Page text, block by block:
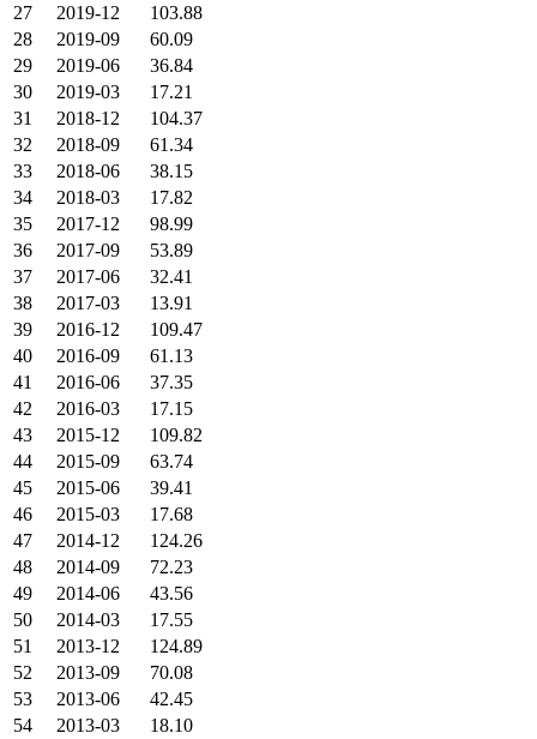
27
2019-12
103.88
28
2019-09
60.09
29
2019-06
36.84
30
2019-03
17.21
31
2018-12
104.37
32
2018-09
61.34
33
2018-06
38.15
34
2018-03
17.82
35
2017-12
98.99
36
2017-09
53.89
37
2017-06
32.41
38
2017-03
13.91
39
2016-12
109.47
40
2016-09
61.13
41
2016-06
37.35
42
2016-03
17.15
43
2015-12
109.82
44
2015-09
63.74
45
2015-06
39.41
46
2015-03
17.68
47
2014-12
124.26
48
2014-09
72.23
49
2014-06
43.56
50
2014-03
17.55
51
2013-12
124.89
52
2013-09
70.08
53
2013-06
42.45
54
2013-03
18.10